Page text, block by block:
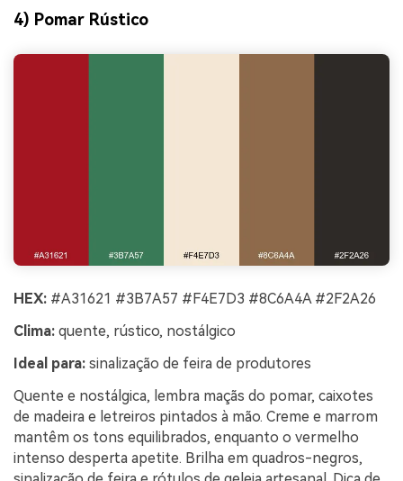
4) Pomar Rústico
HEX: #A31621 #3B7A57 #F4E7D3 #8C6A4A #2F2A26
Clima: quente, rústico, nostálgico
Ideal para: sinalização de feira de produtores
Quente e nostálgica, lembra maçãs do pomar, caixotes
de madeira e letreiros pintados à mão. Creme e marrom
mantêm os tons equilibrados, enquanto o vermelho
intenso desperta apetite. Brilha em quadros-negros,